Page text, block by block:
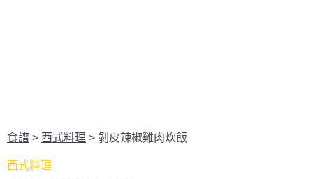
食譜 > 西式料理 > 剝皮辣椒雞肉炊飯
西式料理